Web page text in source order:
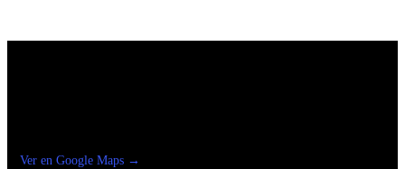
Ver en Google Maps →